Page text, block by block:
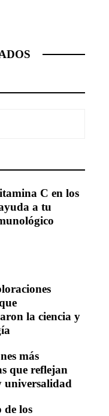
C en los
a tu
la ciencia y
más
que reflejan
universalidad
de los